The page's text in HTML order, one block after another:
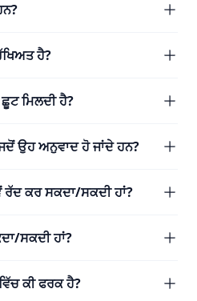
ਹੈ?
ਮਿਲਦੀ ਹੈ?
ਉਹ ਅਨੁਵਾਦ ਹੋ ਜਾਂਦੇ ਹਨ?
ਕਰ ਸਕਦਾ/ਸਕਦੀ ਹਾਂ?
ਸਕਦੀ ਹਾਂ?
ਕੀ ਫਰਕ ਹੈ?